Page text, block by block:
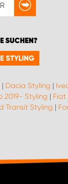
SUCHEN?
STYLING
| Dacia Styling |
2019- Styling | Fiat
Transit Styling |